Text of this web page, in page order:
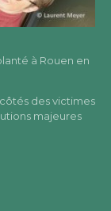
à Rouen en
des victimes
majeures